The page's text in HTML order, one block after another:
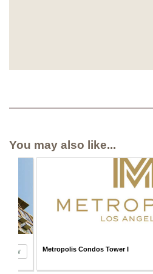
You may also like...
View Now Ritz Carlton